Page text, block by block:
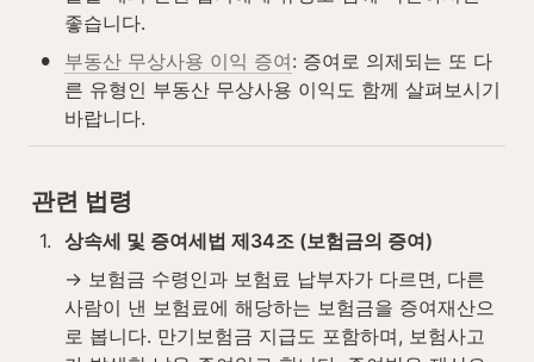
좋습니다.
• 부동산 무상사용 이익 증여: 증여로 의제되는 또 다
른 유형인 부동산 무상사용 이익도 함께 살펴보시기
바랍니다.
관련 법령
1. 상속세 및 증여세법 제34조 (보험금의 증여)
→ 보험금 수령인과 보험료 납부자가 다르면, 다른
사람이 낸 보험료에 해당하는 보험금을 증여재산으
로 봅니다. 만기보험금 지급도 포함하며, 보험사고